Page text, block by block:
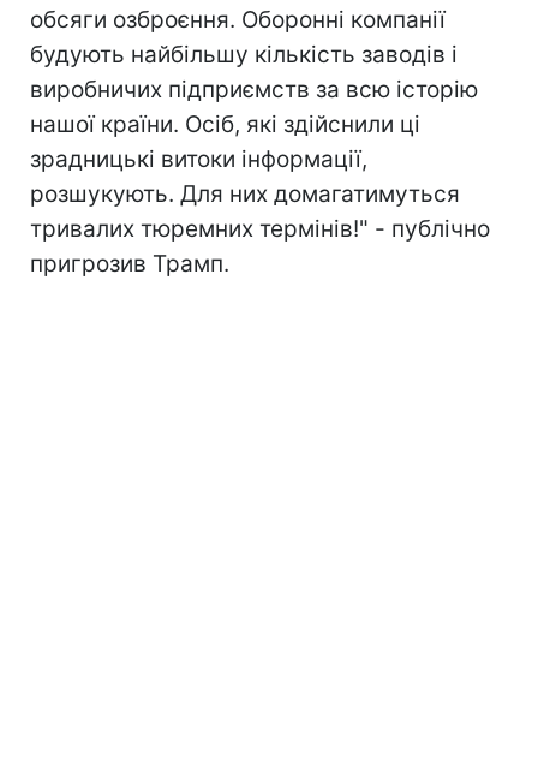
обсяги озброєння. Оборонні компанії
будують найбільшу кількість заводів і
виробничих підприємств за всю історію
нашої країни. Осіб, які здійснили ці
зрадницькі витоки інформації,
розшукують. Для них домагатимуться
тривалих тюремних термінів!" - публічно
пригрозив Трамп.